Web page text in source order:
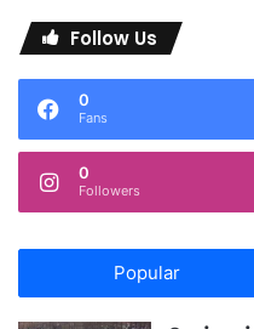
Follow Us
0
Fans
0
Followers
Popular